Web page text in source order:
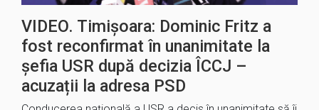
VIDEO. Timișoara: Dominic Fritz a
fost reconfirmat în unanimitate la
șefia USR după decizia ÎCCJ –
acuzații la adresa PSD